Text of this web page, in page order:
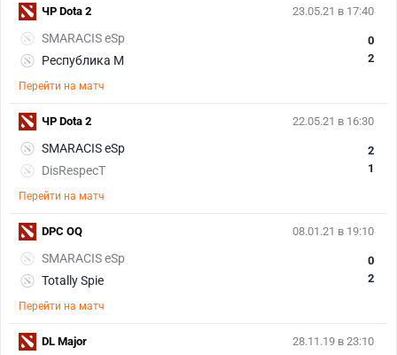
23.05.21 в 17:40
SMARACIS eSp
Республика М
0
2
Перейти на матч
ЧР Dota 2
22.05.21 в 16:30
SMARACIS eSp
DisRespecT
2
1
Перейти на матч
ЧР Dota 2
08.01.21 в 19:10
SMARACIS eSp
Totally Spie
0
2
Перейти на матч
DPC OQ
28.11.19 в 23:10
DL Major